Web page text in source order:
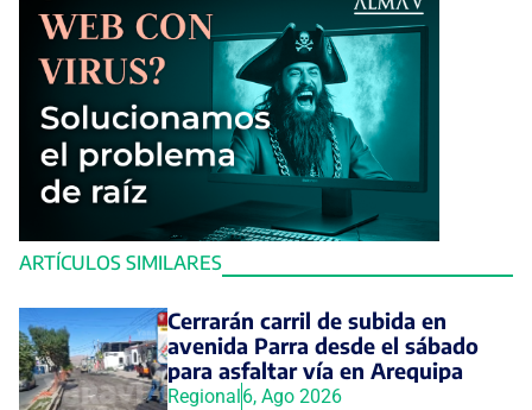
ARTÍCULOS SIMILARES
Cerrarán carril de subida en
avenida Parra desde el sábado
para asfaltar vía en Arequipa
Regional6, Ago 2026